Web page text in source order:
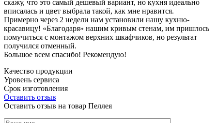
скажу, что это самый дешевый вариант, но кухня идеально
вписалась и цвет выбрала такой, как мне нравится.
Примерно через 2 недели нам установили нашу кухню-
красавицу! «Благодаря» нашим кривым стенам, им пришлось
помучиться с монтажом верхних шкафчиков, но результат
получился отменный.
Большое всем спасибо! Рекомендую!
Качество продукции
Уровень сервиса
Срок изготовления
Оставить отзыв
Оставить отзыв на товар Пеллея